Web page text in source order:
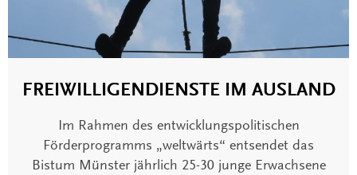
FREIWILLIGENDIENSTE IM AUSLAND
Im Rahmen des entwicklungspolitischen
Förderprogramms „weltwärts“ entsendet das
Bistum Münster jährlich 25-30 junge Erwachsene